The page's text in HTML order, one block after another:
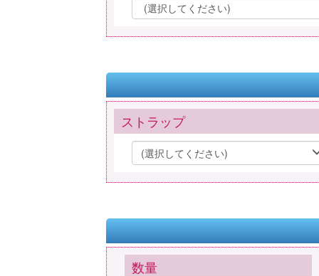
ストラップ
(選択してください)
数量